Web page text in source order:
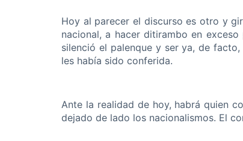
Hoy al parecer el discurso es otro y
nacional, a hacer ditirambo en
silenció el palenque y ser ya, de
les había sido conferida.
Ante la realidad de hoy, habrá quien
dejado de lado los nacionalismos. El